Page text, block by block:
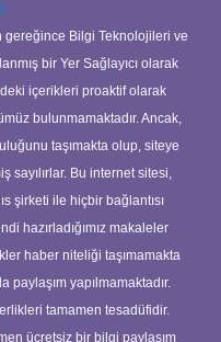
gereğince Bilgi Teknolojileri ve
bir Yer Sağlayıcı olarak
içerikleri proaktif olarak
bulunmamaktadır. Ancak,
taşımakta olup, siteye
sayılırlar. Bu internet sitesi,
şirketi ile hiçbir bağlantısı
hazırladığımız makaleler
haber niteliği taşımamakta
paylaşım yapılmamaktadır.
tamamen tesadüfidir.
ücretsiz bir bilgi paylaşım